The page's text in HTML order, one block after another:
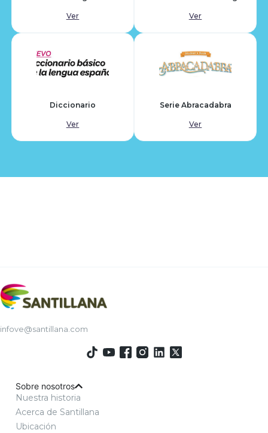
Ver Ver
Diccionario
Ver
Serie Abracadabra
Ver
infove@santillana.com
Sobre nosotros
Nuestra historia
Acerca de Santillana
Ubicación